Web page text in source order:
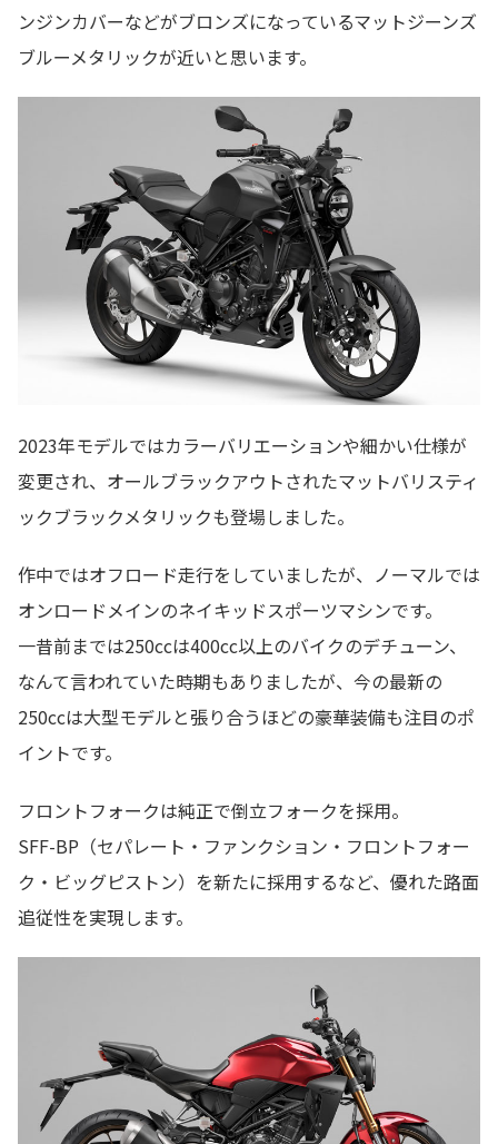
ンジンカバーなどがブロンズになっているマットジーンズ
ブルーメタリックが近いと思います。
2023年モデルではカラーバリエーションや細かい仕様が
変更され、オールブラックアウトされたマットバリスティ
ックブラックメタリックも登場しました。
作中ではオフロード走行をしていましたが、ノーマルでは
オンロードメインのネイキッドスポーツマシンです。
一昔前までは250ccは400cc以上のバイクのデチューン、
なんて言われていた時期もありましたが、今の最新の
250ccは大型モデルと張り合うほどの豪華装備も注目のポ
イントです。
フロントフォークは純正で倒立フォークを採用。
SFF-BP（セパレート・ファンクション・フロントフォー
ク・ビッグピストン）を新たに採用するなど、優れた路面
追従性を実現します。